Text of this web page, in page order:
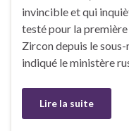
invincible et qui
testé pour la
Zircon depuis le
indiqué le ministère
Lire la suite